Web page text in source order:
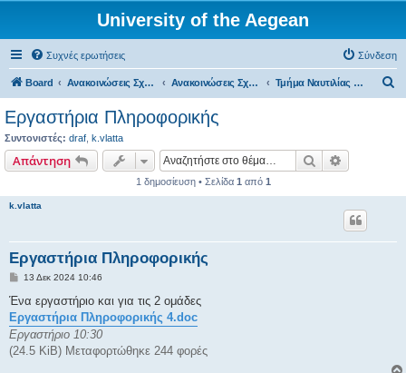
University of the Aegean
Συχνές ερωτήσεις Σύνδεση
Board Ανακοινώσεις Σχολών, Τμημάτων, Συλλόγων & Υπηρεσιών Ανακοινώσεις Σχολών & Τμημάτων (Χίος) Τμήμα Ναυτιλίας - Αρχειοθετημένες Αναρτήσεις
Εργαστήρια Πληροφορικής
Συντονιστές: draf k.vlatta
Απάντηση Αναζήτηση
1 δημοσίευση • Σελίδα 1 από 1
k.vlatta
Εργαστήρια Πληροφορικής
Δ
μ
σ
ί
ε
υ
13 Δεκ 2024 10:46
Ένα εργαστήριο και για τις 2 ομάδες
Εργαστήρια Πληροφορικής 4.doc
Εργαστήριο 10:30
(24.5 KiB) Μεταφορτώθηκε 244 φορές